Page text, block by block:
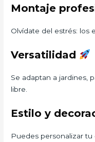
Montaje
Olvídate del estrés: los
Versatilidad
Se adaptan a jardines,
libre.
Estilo y
Puedes personalizar tu